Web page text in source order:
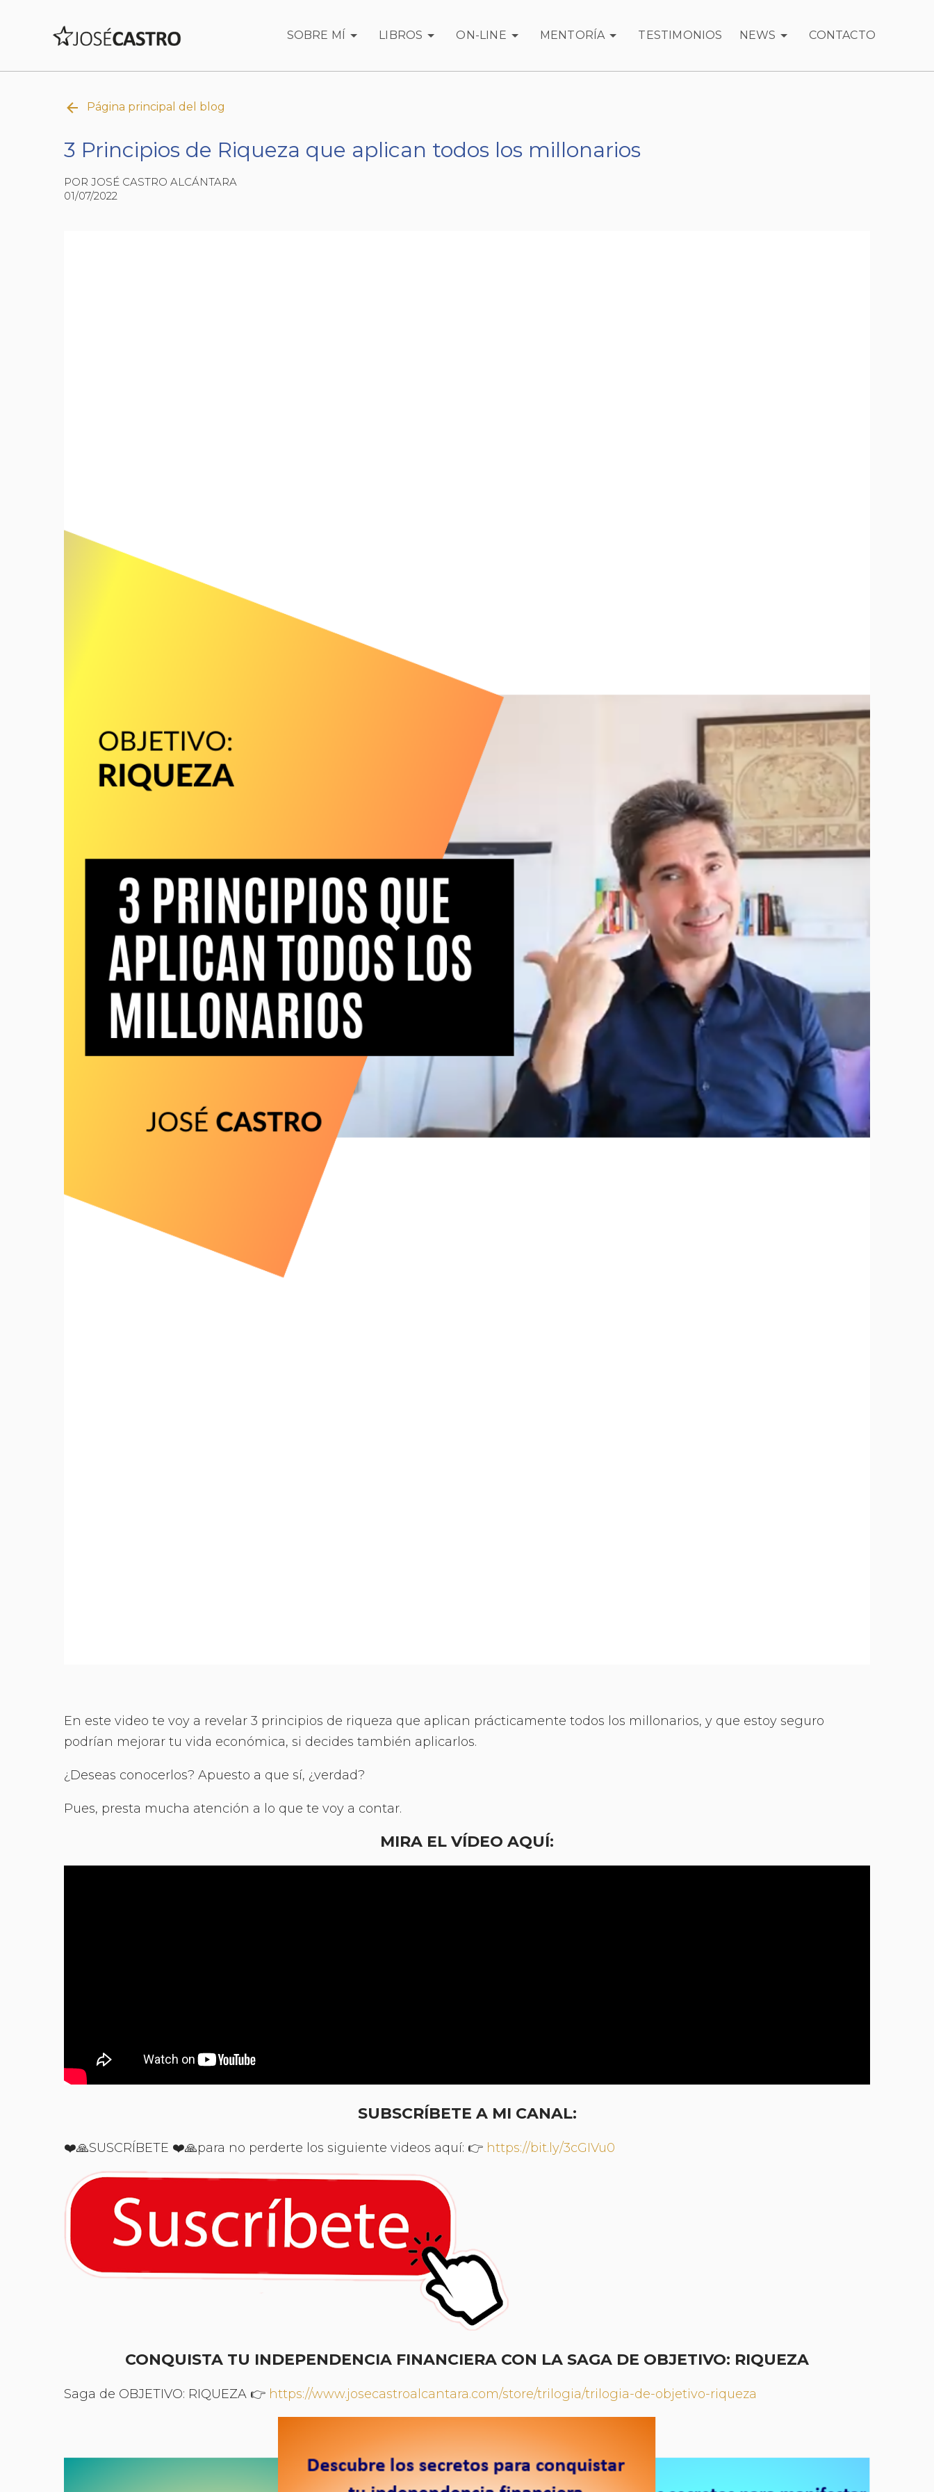
SOBRE MÍ LIBROS ON-LINE MENTORÍA TESTIMONIOS NEWS CONTACTO
Página principal del blog
3 Principios de Riqueza que aplican todos los millonarios
POR JOSÉ CASTRO ALCÁNTARA
01/07/2022
En este video te voy a revelar 3 principios de riqueza que aplican prácticamente todos los millonarios, y que estoy seguro
podrían mejorar tu vida económica, si decides también aplicarlos.
¿Deseas conocerlos? Apuesto a que sí, ¿verdad?
Pues, presta mucha atención a lo que te voy a contar.
MIRA EL VÍDEO AQUÍ:
SUBSCRÍBETE A MI CANAL:
❤️🙏SUSCRÍBETE ❤️🙏para no perderte los siguiente videos aquí: 👉 https://bit.ly/3cGIVu0
CONQUISTA TU INDEPENDENCIA FINANCIERA CON LA SAGA DE OBJETIVO: RIQUEZA
Saga de OBJETIVO: RIQUEZA 👉 https://www.josecastroalcantara.com/store/trilogia/trilogia-de-objetivo-riqueza